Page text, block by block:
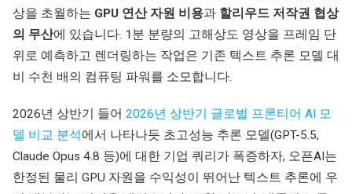
상을 초월하는 GPU 연산 자원 비용과 할리우드 저작권 협상
의 무산에 있습니다. 1분 분량의 고해상도 영상을 프레임 단
위로 예측하고 렌더링하는 작업은 기존 텍스트 추론 모델 대
비 수천 배의 컴퓨팅 파워를 소모합니다.
2026년 상반기 들어 2026년 상반기 글로벌 프론티어 AI 모
델 비교 분석에서 나타나듯 초고성능 추론 모델(GPT-5.5,
Claude Opus 4.8 등)에 대한 기업 쿼리가 폭증하자, 오픈AI는
한정된 물리 GPU 자원을 수익성이 뛰어난 텍스트 추론에 우